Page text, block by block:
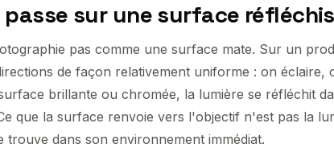
passe sur une surface
pas comme une surface mate. Sur un
de façon relativement uniforme : on éclaire,
brillante ou chromée, la lumière se réfléchit
que la surface renvoie vers l'objectif n'est pas la
trouve dans son environnement immédiat.